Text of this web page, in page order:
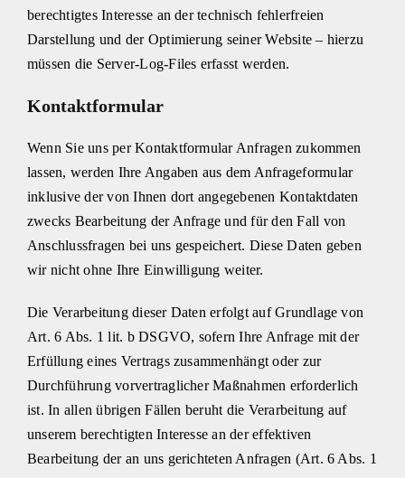
berechtigtes Interesse an der technisch fehlerfreien
Darstellung und der Optimierung seiner Website – hierzu
müssen die Server-Log-Files erfasst werden.
Kontaktformular
Wenn Sie uns per Kontaktformular Anfragen zukommen
lassen, werden Ihre Angaben aus dem Anfrageformular
inklusive der von Ihnen dort angegebenen Kontaktdaten
zwecks Bearbeitung der Anfrage und für den Fall von
Anschlussfragen bei uns gespeichert. Diese Daten geben
wir nicht ohne Ihre Einwilligung weiter.
Die Verarbeitung dieser Daten erfolgt auf Grundlage von
Art. 6 Abs. 1 lit. b DSGVO, sofern Ihre Anfrage mit der
Erfüllung eines Vertrags zusammenhängt oder zur
Durchführung vorvertraglicher Maßnahmen erforderlich
ist. In allen übrigen Fällen beruht die Verarbeitung auf
unserem berechtigten Interesse an der effektiven
Bearbeitung der an uns gerichteten Anfragen (Art. 6 Abs. 1